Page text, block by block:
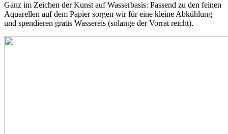
Ganz im Zeichen der Kunst auf Wasserbasis: Passend zu den feinen
Aquarellen auf dem Papier sorgen wir für eine kleine Abkühlung
und spendieren gratis Wassereis (solange der Vorrat reicht).